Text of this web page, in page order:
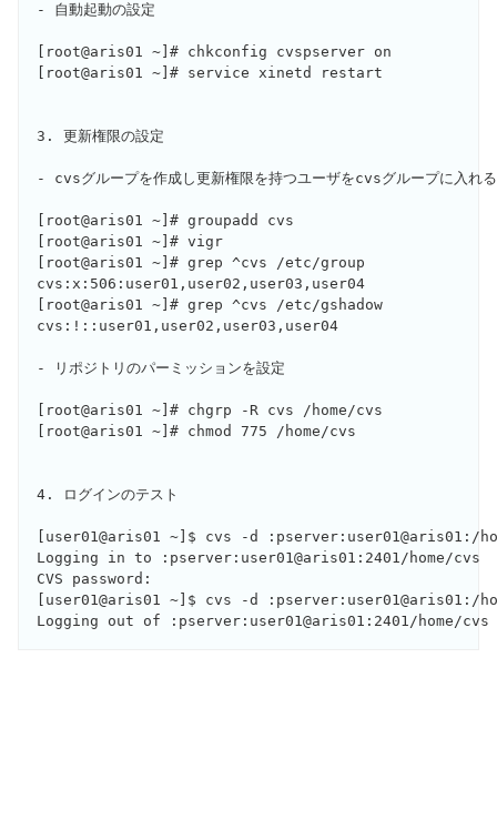
- 自動起動の設定
[root@aris01 ~]# chkconfig cvspserver on
[root@aris01 ~]# service xinetd restart
3. 更新権限の設定
- cvsグループを作成し更新権限を持つユーザをcvsグループに入れる
[root@aris01 ~]# groupadd cvs
[root@aris01 ~]# vigr
[root@aris01 ~]# grep ^cvs /etc/group
cvs:x:506:user01,user02,user03,user04
[root@aris01 ~]# grep ^cvs /etc/gshadow
cvs:!::user01,user02,user03,user04
- リポジトリのパーミッションを設定
[root@aris01 ~]# chgrp -R cvs /home/cvs
[root@aris01 ~]# chmod 775 /home/cvs
4. ログインのテスト
[user01@aris01 ~]$ cvs -d :pserver:user01@aris01:/
Logging in to :pserver:user01@aris01:2401/home/cvs
CVS password:
[user01@aris01 ~]$ cvs -d :pserver:user01@aris01:/
Logging out of :pserver:user01@aris01:2401/home/cvs